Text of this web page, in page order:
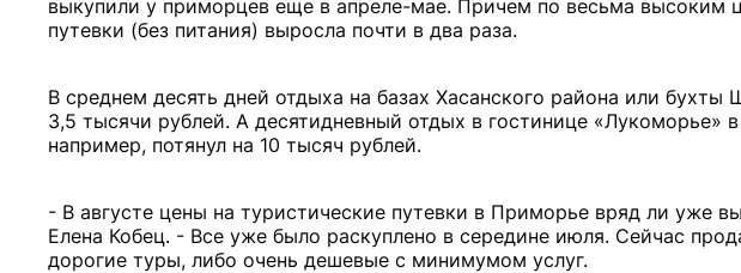
выкупили у приморцев еще в апреле-мае. Причем по весьма
путевки (без питания) выросла почти в два раза.
В среднем десять дней отдыха на базах Хасанского района или
3,5 тысячи рублей. А десятидневный отдых в гостинице «Лукоморье»
например, потянул на 10 тысяч рублей.
- В августе цены на туристические путевки в Приморье вряд ли уже
Елена Кобец. - Все уже было раскуплено в середине июля. Сейчас
дорогие туры, либо очень дешевые с минимумом услуг.